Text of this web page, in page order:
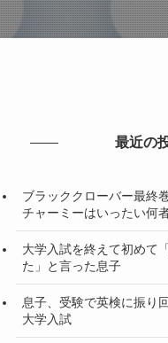
最近の
ブラッククローバー最終
チャーミーはいったい何
大学入試を終えて初めて
た」と言った息子
息子、受験で英検に振り
大学入試